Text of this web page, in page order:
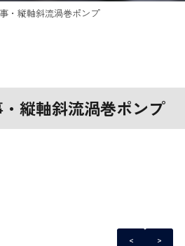
・縦軸斜流渦巻ポンプ
縦軸斜流渦巻ポンプ
< >